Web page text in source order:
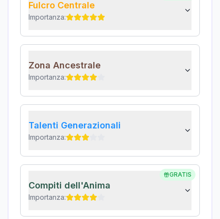
Fulcro Centrale
Importanza:
Zona Ancestrale
Importanza:
Talenti Generazionali
Importanza:
GRATIS
Compiti dell'Anima
Importanza: